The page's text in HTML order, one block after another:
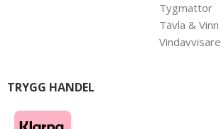
Tygmattor
Tävla & Vinn
Vindavvisare
TRYGG HANDEL